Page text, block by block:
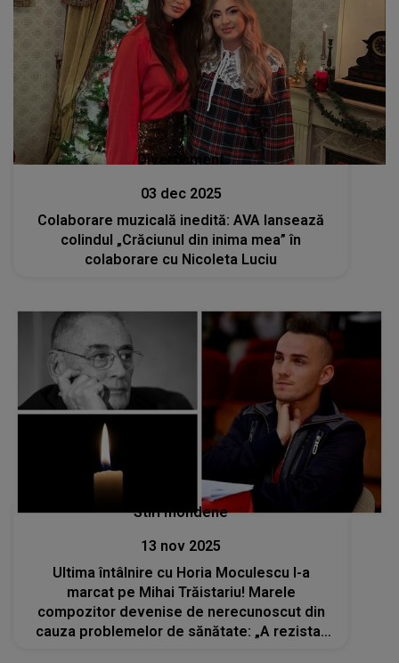
Divertisment
03 dec 2025
Colaborare muzicală inedită: AVA lansează
colindul „Crăciunul din inima mea” în
colaborare cu Nicoleta Luciu
Stiri mondene
13 nov 2025
Ultima întâlnire cu Horia Moculescu l-a
marcat pe Mihai Trăistariu! Marele
compozitor devenise de nerecunoscut din
cauza problemelor de sănătate: „A rezistat